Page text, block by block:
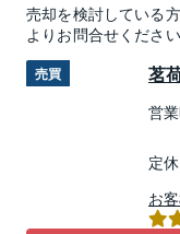
売却を検討している
よりお問合せください
売買 茗
営
定
お